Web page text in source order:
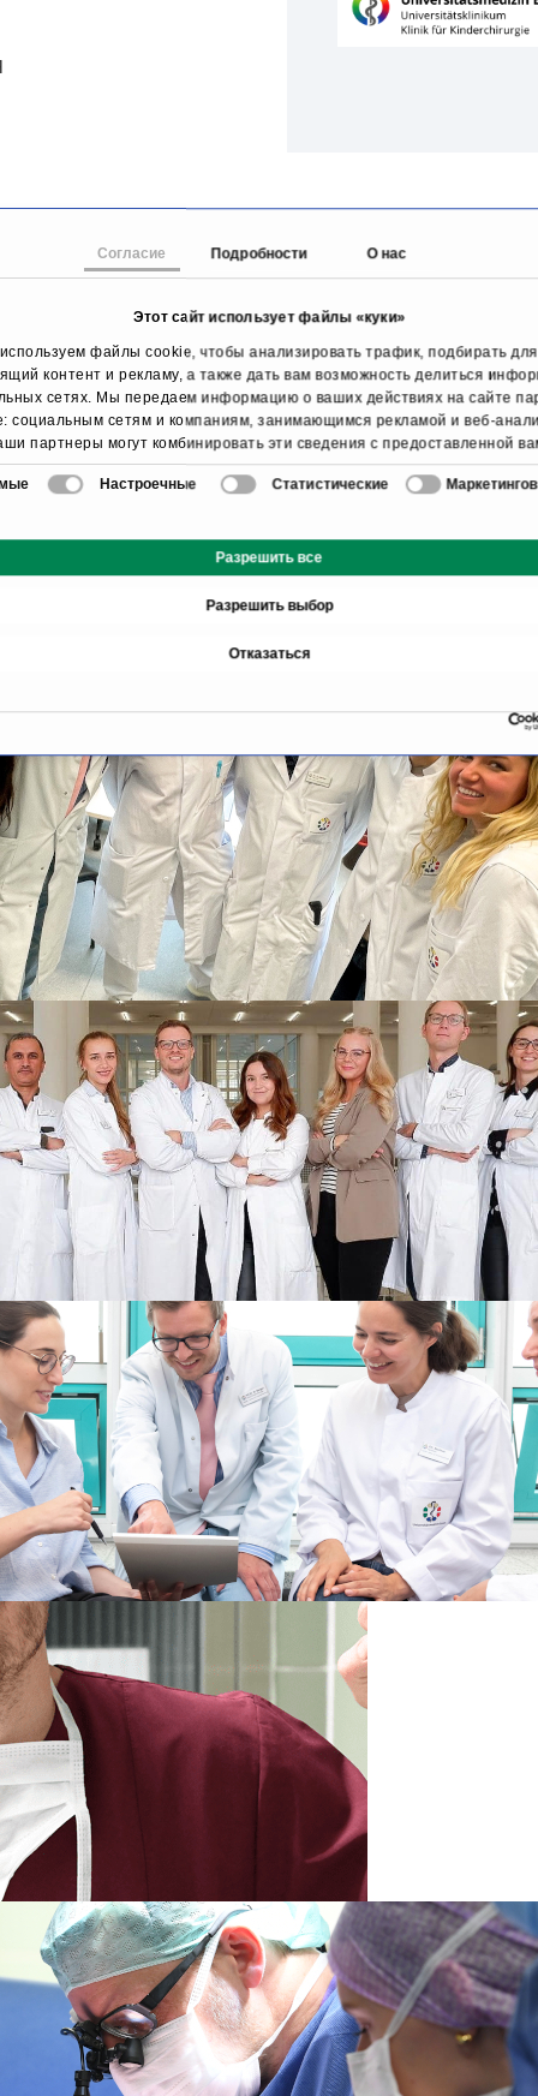
Согласие Подробности О нас
Этот сайт использует файлы «куки»
файлы cookie, чтобы анализировать трафик, подбирать
контент и рекламу, а также дать вам возможность делиться
сетях. Мы передаем информацию о ваших действиях на сайте
социальным сетям и компаниям, занимающимся рекламой и веб-
партнеры могут комбинировать эти сведения с предоставленной
а также данными, которые они получили при использовании
сервисов.
Настроечные Статистические
Отказаться
Разрешить выбор
Разрешить все